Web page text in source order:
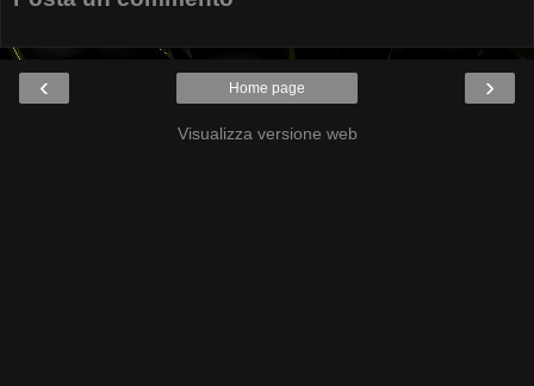
‹ ›
Home page
Visualizza versione web